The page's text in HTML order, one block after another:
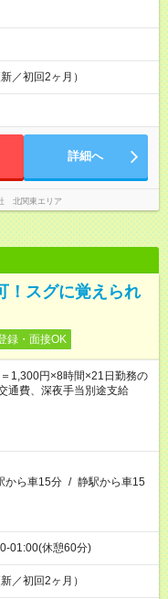
／初回2ヶ月）
詳細へ
北関東エリア
！スグに覚えられ
録・面接OK
1,300円×8時間×21日勤務の
通費、深夜手当別途支給
から車15分 / 静駅から車15
01:00(休憩60分)
／初回2ヶ月）